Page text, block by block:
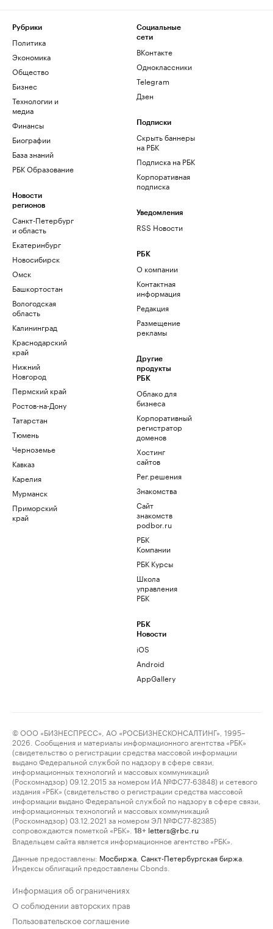
Рубрики
Политика
Экономика
Общество
Бизнес
Технологии и
медиа
Финансы
Биографии
База знаний
РБК Образование
Новости
регионов
Санкт-Петербург
и область
Екатеринбург
Новосибирск
Омск
Башкортостан
Вологодская
область
Калининград
Краснодарский
край
Нижний
Новгород
Пермский край
Ростов-на-Дону
Татарстан
Тюмень
Черноземье
Кавказ
Карелия
Мурманск
Приморский
край
Социальные
сети
ВКонтакте
Одноклассники
Telegram
Дзен
Подписки
Скрыть баннеры
на РБК
Подписка на РБК
Корпоративная
подписка
Уведомления
RSS Новости
РБК
О компании
Контактная
информация
Редакция
Размещение
рекламы
Другие
продукты
РБК
Облако для
бизнеса
Корпоративный
регистратор
доменов
Хостинг
сайтов
Рег.решения
Знакомства
Сайт
знакомств
podbor.ru
РБК
Компании
РБК Курсы
Школа
управления
РБК
РБК
Новости
iOS
Android
AppGallery
© ООО «БИЗНЕСПРЕСС», АО «РОСБИЗНЕСКОНСАЛТИНГ», 1995–
2026. Сообщения и материалы информационного агентства «РБК»
(свидетельство о регистрации средства массовой информации
выдано Федеральной службой по надзору в сфере связи,
информационных технологий и массовых коммуникаций
(Роскомнадзор) 09.12.2015 за номером ИА №ФС77-63848) и сетевого
издания «РБК» (свидетельство о регистрации средства массовой
информации выдано Федеральной службой по надзору в сфере связи,
информационных технологий и массовых коммуникаций
(Роскомнадзор) 03.12.2021 за номером ЭЛ №ФС77-82385)
сопровождаются пометкой «РБК».
18+ letters@rbc.ru
Владельцем сайта является информационное агентство «РБК».
Данные предоставлены: Мосбиржа Санкт-Петербургская биржа
Индексы облигаций предоставлены Cbonds.
Информация об ограничениях
О соблюдении авторских прав
Пользовательское соглашение